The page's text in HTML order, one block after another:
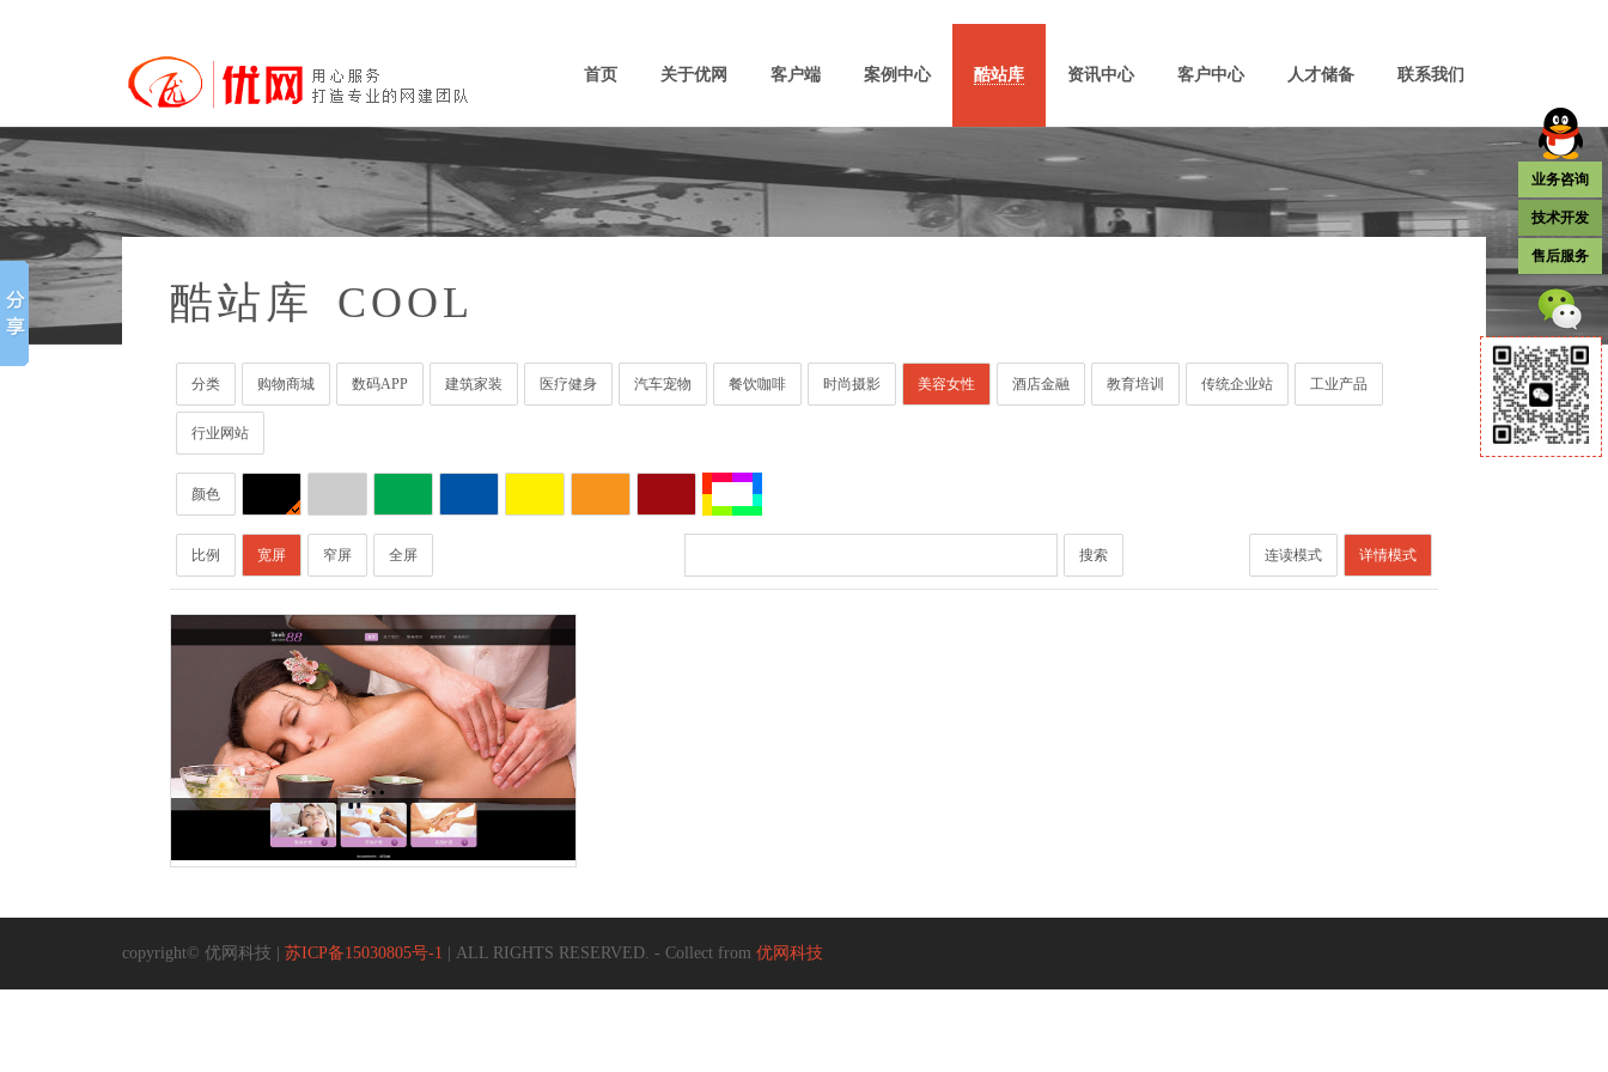
首页 关于优网 客户端 案例中心 酷站库 资讯中心 客户中心 人才储备 联系我们
酷站库 COOL
分类 购物商城 数码APP 建筑家装 医疗健身 汽车宠物 餐饮咖啡 时尚摄影 美容女性 酒店金融 教育培训 传统企业站 工业产品
行业网站
颜色
比例 宽屏 窄屏 全屏 详情模式
连读模式
搜索
copyright© 优网科技 | 苏ICP备15030805号-1 | ALL RIGHTS RESERVED. - Collect from 优网科技
业务咨询
技术开发
售后服务